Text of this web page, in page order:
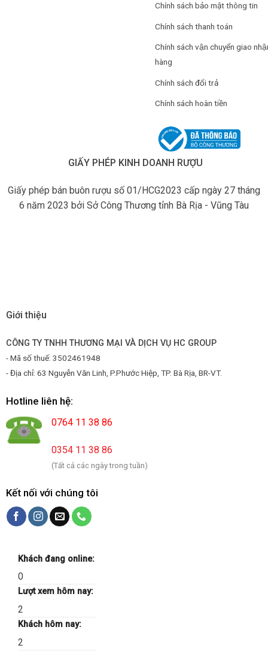
Chính sách bảo mật thông tin
Chính sách thanh toán
Chính sách vận chuyển giao
hàng
Chính sách đổi trả
Chính sách hoàn tiền
GIẤY PHÉP KINH DOANH RƯỢU
Giấy phép bán buôn rượu số 01/HCG2023 cấp ngày 27 tháng
6 năm 2023 bởi Sở Công Thương tỉnh Bà Rịa - Vũng Tàu
Giới thiệu
CÔNG TY TNHH THƯƠNG MẠI VÀ DỊCH VỤ HC GROUP
- Mã số thuế: 3502461948
- Địa chỉ: 63 Nguyễn Văn Linh, P.Phước Hiệp, TP. Bà Rịa, BR-VT.
Hotline liên hệ:
0764 11 38 86
0354 11 38 86
(Tất cả các ngày trong tuần)
Kết nối với chúng tôi
Khách đang online:
0
Lượt xem hôm nay:
2
Khách hôm nay:
2